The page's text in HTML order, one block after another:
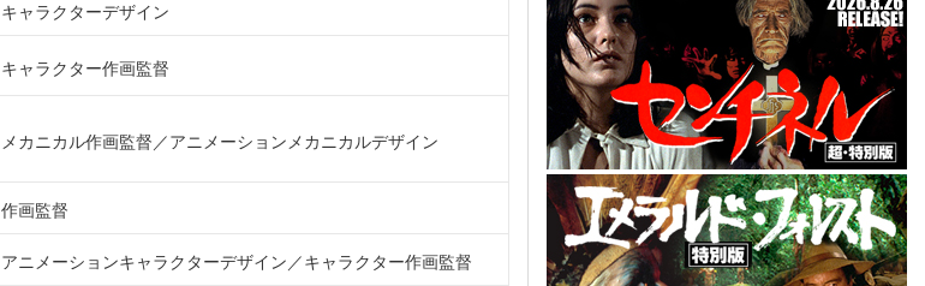
キャラクターデザイン
キャラクター作画監督
メカニカル作画監督 アニメーションメカニカルデザイン
作画監督
アニメーションキャラクターデザイン キャラクター作画監督